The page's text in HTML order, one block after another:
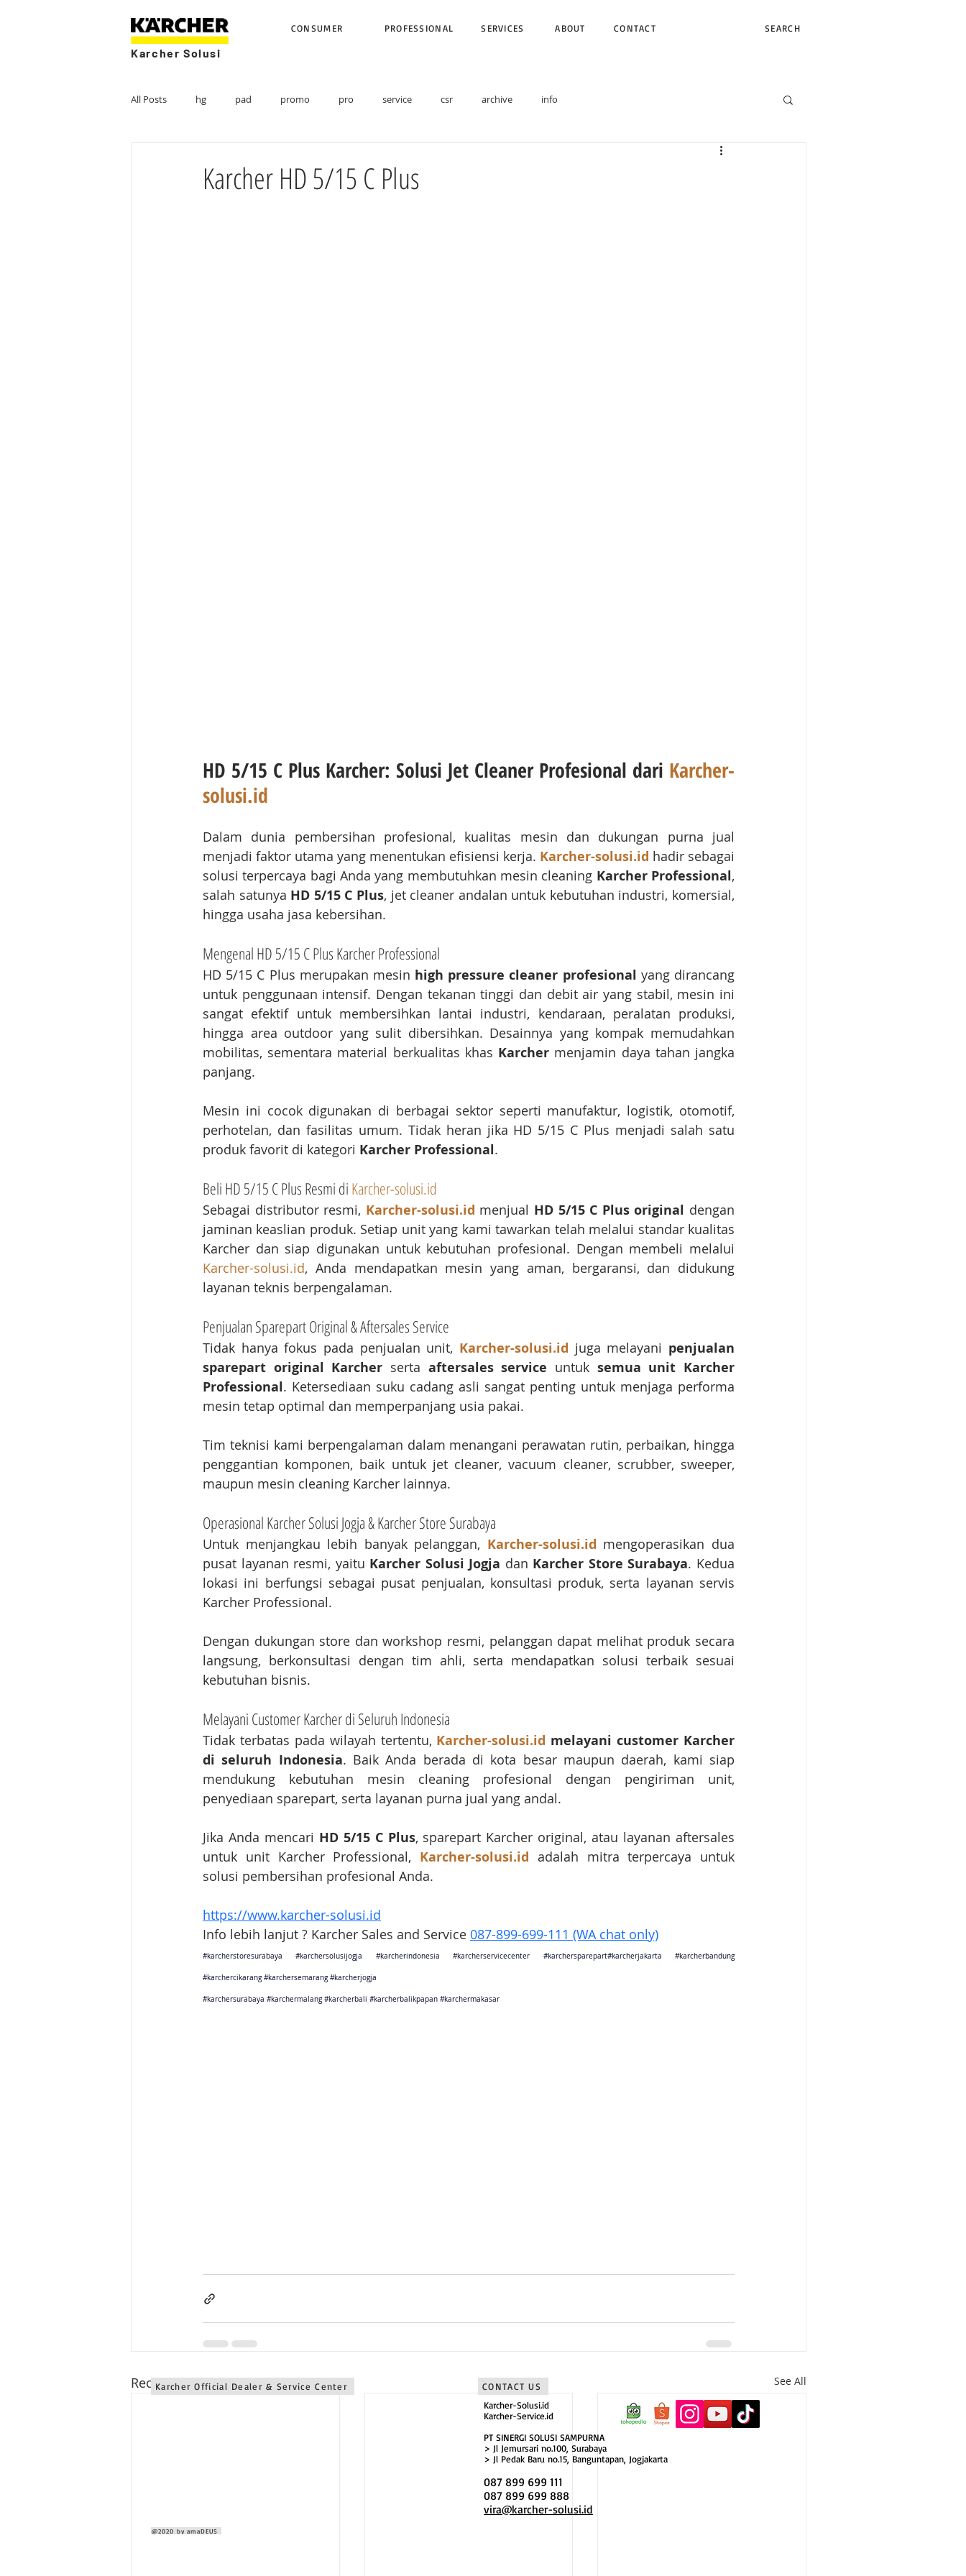
CONSUMER PROFESSIONAL SERVICES ABOUT CONTACT SEARCH
Karcher Solusi
All Posts hg pad promo pro service csr archive info
Karcher HD 5/15 C Plus
HD 5/15 C Plus Karcher: Solusi Jet Cleaner Profesional dari Karcher-
solusi.id
Dalam dunia pembersihan profesional, kualitas mesin dan dukungan purna jual
menjadi faktor utama yang menentukan efisiensi kerja. Karcher-solusi.id hadir sebagai
solusi terpercaya bagi Anda yang membutuhkan mesin cleaning Karcher Professional,
salah satunya HD 5/15 C Plus, jet cleaner andalan untuk kebutuhan industri, komersial,
hingga usaha jasa kebersihan.
Mengenal HD 5/15 C Plus Karcher Professional
HD 5/15 C Plus merupakan mesin high pressure cleaner profesional yang dirancang
untuk penggunaan intensif. Dengan tekanan tinggi dan debit air yang stabil, mesin ini
sangat efektif untuk membersihkan lantai industri, kendaraan, peralatan produksi,
hingga area outdoor yang sulit dibersihkan. Desainnya yang kompak memudahkan
mobilitas, sementara material berkualitas khas Karcher menjamin daya tahan jangka
panjang.
Mesin ini cocok digunakan di berbagai sektor seperti manufaktur, logistik, otomotif,
perhotelan, dan fasilitas umum. Tidak heran jika HD 5/15 C Plus menjadi salah satu
produk favorit di kategori Karcher Professional.
Beli HD 5/15 C Plus Resmi di Karcher-solusi.id
Sebagai distributor resmi, Karcher-solusi.id menjual HD 5/15 C Plus original dengan
jaminan keaslian produk. Setiap unit yang kami tawarkan telah melalui standar kualitas
Karcher-solusi.id, Anda mendapatkan mesin yang aman, bergaransi, dan didukung
layanan teknis berpengalaman.
Penjualan Sparepart Original & Aftersales Service
Tidak hanya fokus pada penjualan unit, Karcher-solusi.id juga melayani penjualan
sparepart original Karcher serta aftersales service untuk semua unit Karcher
Professional. Ketersediaan suku cadang asli sangat penting untuk menjaga performa
mesin tetap optimal dan memperpanjang usia pakai.
Tim teknisi kami berpengalaman dalam menangani perawatan rutin, perbaikan, hingga
penggantian komponen, baik untuk jet cleaner, vacuum cleaner, scrubber, sweeper,
maupun mesin cleaning Karcher lainnya.
Operasional Karcher Solusi Jogja & Karcher Store Surabaya
Untuk menjangkau lebih banyak pelanggan, Karcher-solusi.id mengoperasikan dua
pusat layanan resmi, yaitu Karcher Solusi Jogja dan Karcher Store Surabaya. Kedua
lokasi ini berfungsi sebagai pusat penjualan, konsultasi produk, serta layanan servis
Karcher Professional.
Dengan dukungan store dan workshop resmi, pelanggan dapat melihat produk secara
langsung, berkonsultasi dengan tim ahli, serta mendapatkan solusi terbaik sesuai
kebutuhan bisnis.
Melayani Customer Karcher di Seluruh Indonesia
Tidak terbatas pada wilayah tertentu, Karcher-solusi.id melayani customer Karcher
di seluruh Indonesia. Baik Anda berada di kota besar maupun daerah, kami siap
mendukung kebutuhan mesin cleaning profesional dengan pengiriman unit,
penyediaan sparepart, serta layanan purna jual yang andal.
Jika Anda mencari HD 5/15 C Plus, sparepart Karcher original, atau layanan aftersales
untuk unit Karcher Professional, Karcher-solusi.id adalah mitra terpercaya untuk
solusi pembersihan profesional Anda.
https://www.karcher-solusi.id
Info lebih lanjut ? Karcher Sales and Service 087-899-699-111 (WA chat only)
#karcherstoresurabaya #karchersolusijogja #karcherindonesia #karcherservicecenter #karchersparepart#karcherjakarta #karcherbandung
#karchercikarang #karchersemarang #karcherjogja
#karchersurabaya #karchermalang #karcherbali #karcherbalikpapan #karchermakasar
Recent Posts See All
Karcher Official Dealer & Service Center
CONTACT US
Karcher-Solusi.id
Karcher-Service.id
PT SINERGI SOLUSI SAMPURNA
> Jl Jemursari no.100, Surabaya
> Jl Pedak Baru no.15, Banguntapan, Jogjakarta
087 899 699 111
087 899 699 888
vira@karcher-solusi.id
@2020 by amaDEUS